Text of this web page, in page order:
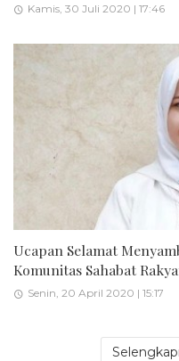
Kamis, 30 Juli 2020 | 17:46
Ucapan Selamat
Komunitas Sahabat
Senin, 20 April 2020 | 15:17